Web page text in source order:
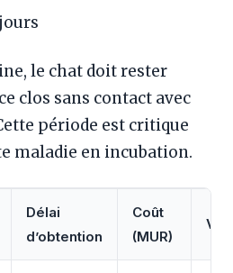
le chat doit rester
clos sans contact avec
période est critique
maladie en incubation.
Délai
d’obtention
Coût
(MUR)